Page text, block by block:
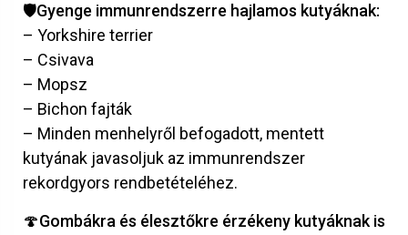
🛡️Gyenge immunrendszerre hajlamos kutyáknak:
– Yorkshire terrier
– Csivava
– Mopsz
– Bichon fajták
– Minden menhelyről befogadott, mentett
kutyának javasoljuk az immunrendszer
rekordgyors rendbetételéhez.
🍄Gombákra és élesztőkre érzékeny kutyáknak is